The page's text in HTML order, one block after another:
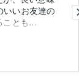
いいお友達の
ことも...